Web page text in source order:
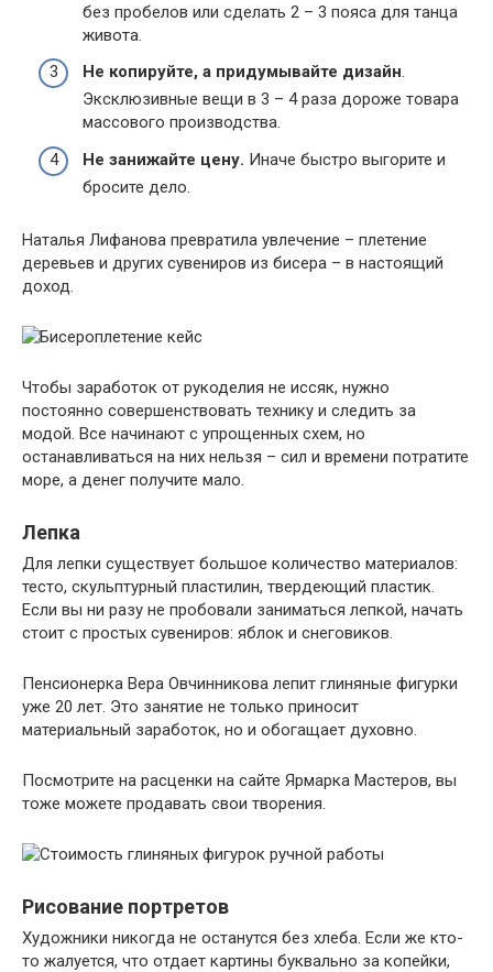
без пробелов или сделать 2 – 3 пояса для танца
живота.
Не копируйте, а придумывайте дизайн.
Эксклюзивные вещи в 3 – 4 раза дороже товара
массового производства.
Не занижайте цену. Иначе быстро выгорите и
бросите дело.
Наталья Лифанова превратила увлечение – плетение
деревьев и других сувениров из бисера – в настоящий
доход.
Чтобы заработок от рукоделия не иссяк, нужно
постоянно совершенствовать технику и следить за
модой. Все начинают с упрощенных схем, но
останавливаться на них нельзя – сил и времени потратите
море, а денег получите мало.
Лепка
Для лепки существует большое количество материалов:
тесто, скульптурный пластилин, твердеющий пластик.
Если вы ни разу не пробовали заниматься лепкой, начать
стоит с простых сувениров: яблок и снеговиков.
Пенсионерка Вера Овчинникова лепит глиняные фигурки
уже 20 лет. Это занятие не только приносит
материальный заработок, но и обогащает духовно.
Посмотрите на расценки на сайте Ярмарка Мастеров, вы
тоже можете продавать свои творения.
Рисование портретов
Художники никогда не останутся без хлеба. Если же кто-
то жалуется, что отдает картины буквально за копейки,